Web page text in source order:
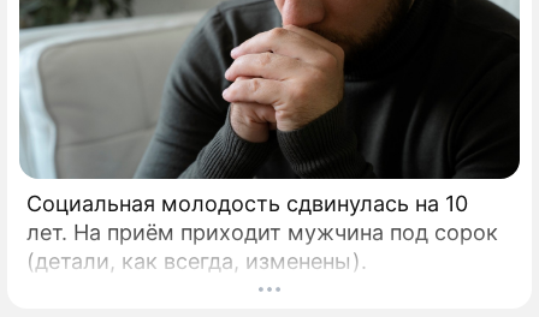
Социальная молодость сдвинулась на 10
лет. На приём приходит мужчина под сорок
(детали, как всегда, изменены).